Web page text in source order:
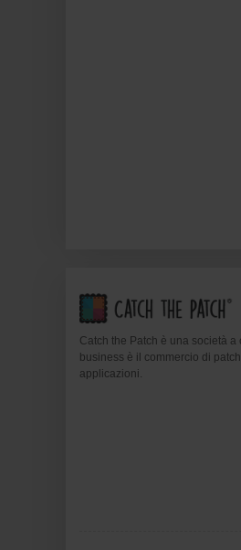
Catch the Patch è una società
business è il commercio di
applicazioni.